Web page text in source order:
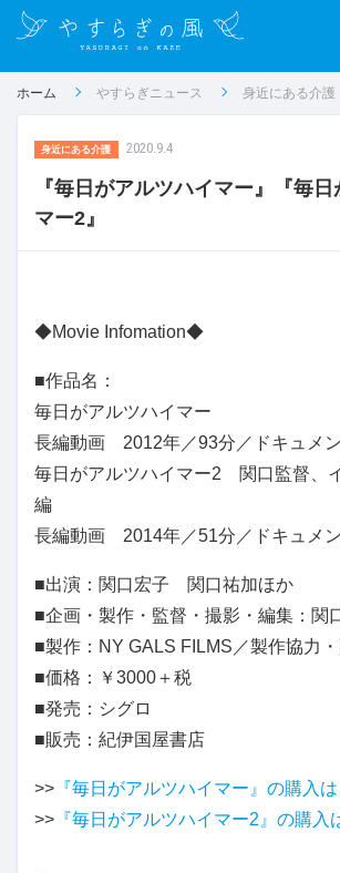
ホーム やすらぎニュース 身近にある介護
身近にある介護 2020.9.4
『毎日がアルツハイマー』『毎
マー2』
◆Movie Infomation◆
■作品名：
毎日がアルツハイマー
長編動画 2012年／93分／ドキュメ
毎日がアルツハイマー2 関口監督、
編
長編動画 2014年／51分／ドキュメ
■出演：関口宏子 関口祐加ほか
■企画・製作・監督・撮影・編集：
■製作：NY GALS FILMS／製作協力
■価格：￥3000＋税
■発売：シグロ
■販売：紀伊国屋書店
>> 『毎日がアルツハイマー』の購入
>> 『毎日がアルツハイマー2』の購入